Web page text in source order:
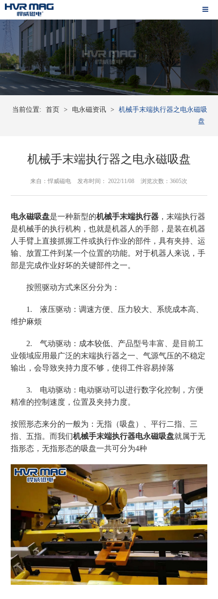
当前位置: 首页 > 电永磁资讯 >
机械手末端执行器之电永磁吸
盘
机械手末端执行器之电永磁吸盘
来自：悍威磁电 发布时间： 2022/11/08 浏览次数：3605次
电永磁吸盘是一种新型的机械手末端执行器 ，末端执行器
是机械手的执行机构，也就是机器人的手部，是装在机器
人手臂上直接抓握工件或执行作业的部件，具有夹持、运
输、放置工件到某一个位置的功能。对于机器人来说，手
部是完成作业好坏的关键部件之一。
按照驱动方式来区分分为：
1. 液压驱动：调速方便、压力较大、系统成本高、
维护麻烦
2. 气动驱动：成本较低、产品型号丰富、是目前工
业领域应用最广泛的末端执行器之一、气源气压的不稳定
输出，会导致夹持力度不够，使得工件容易掉落
3. 电动驱动：电动驱动可以进行数字化控制，方便
精准的控制速度，位置及夹持力度。
按照形态来分的一般为：无指（吸盘）、平行二指、三
指、五指。而我们机械手末端执行器电永磁吸盘就属于无
指形态，无指形态的吸盘一共可分为4种